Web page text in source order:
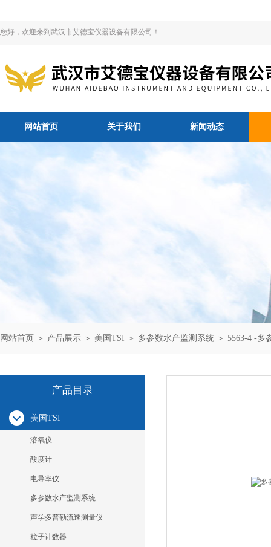
您好，欢迎来到武汉市艾德宝仪器设备有限公司！
网站首页 关于我们 新闻动态
网站首页 ＞ 产品展示 ＞ 美国TSI ＞ 多参数水产监测系统 ＞ 5563-4 -多
产品目录
美国TSI
溶氧仪
酸度计
电导率仪
多参数水产监测系统
声学多普勒流速测量仪
粒子计数器